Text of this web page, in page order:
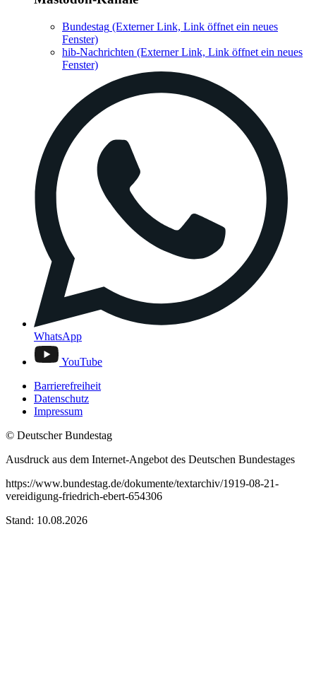
Bundestag (Externer Link, Link öffnet ein neues
Fenster)
hib-Nachrichten (Externer Link, Link öffnet ein neues
Fenster)
WhatsApp
YouTube
Barrierefreiheit
Datenschutz
Impressum
© Deutscher Bundestag
Ausdruck aus dem Internet-Angebot des Deutschen Bundestages
https://www.bundestag.de/dokumente/textarchiv/1919-08-21-
vereidigung-friedrich-ebert-654306
Stand: 10.08.2026